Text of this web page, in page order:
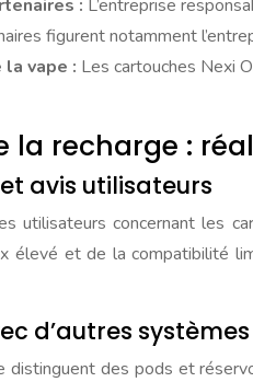
: L’entreprise
figurent notamment
la vape : Les cartouches Nexi
la recharge :
avis utilisateurs
utilisateurs concernant les
élevé et de la compatibilité
d’autres
distinguent des pods et